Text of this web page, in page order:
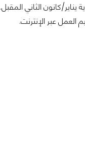
كانون الثاني المقبل.